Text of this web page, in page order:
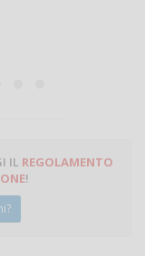
IL REGOLAMENTO
!